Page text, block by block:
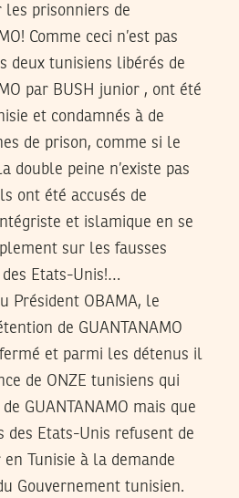
les prisonniers de
Comme ceci n’est pas
deux tunisiens libérés de
par BUSH junior , ont été
et condamnés à de
de prison, comme si le
double peine n’existe pas
ont été accusés de
et islamique en se
sur les fausses
Etats-Unis!…
Président OBAMA, le
de GUANTANAMO
et parmi les détenus il
de ONZE tunisiens qui
GUANTANAMO mais que
des Etats-Unis refusent de
Tunisie à la demande
Gouvernement tunisien.